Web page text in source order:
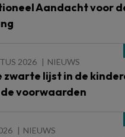
Aandacht voor
2026 NIEUWS
zwarte lijst in de
voorwaarden
NIEUWS